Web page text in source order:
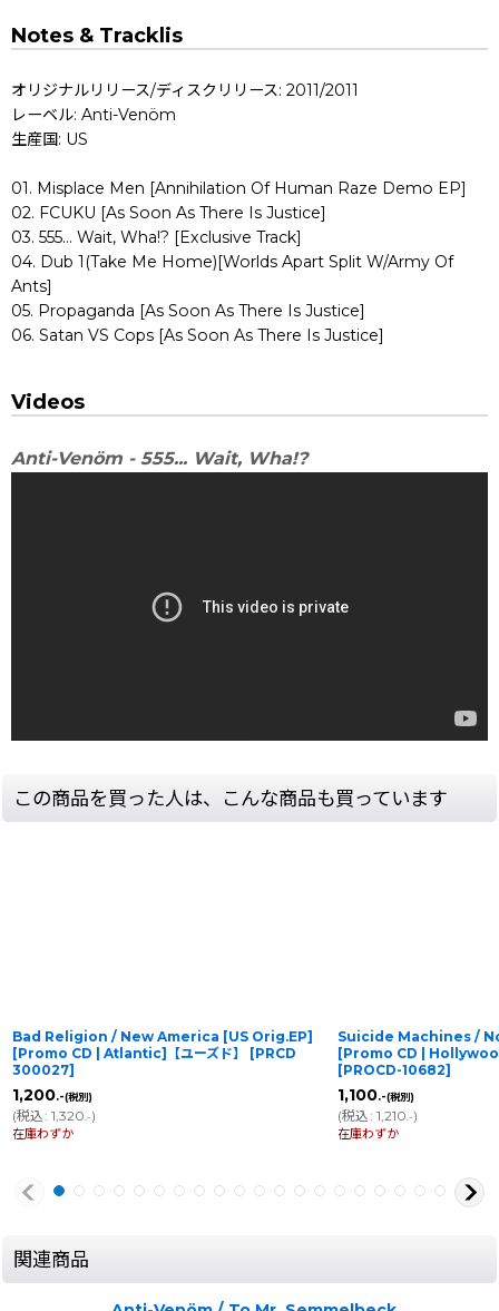
Notes & Tracklis
オリジナルリリース/ディスクリリース: 2011/2011
レーベル: Anti-Venöm
生産国: US
01. Misplace Men [Annihilation Of Human Raze Demo EP]
02. FCUKU [As Soon As There Is Justice]
03. 555… Wait, Wha!? [Exclusive Track]
04. Dub 1(Take Me Home)[Worlds Apart Split W/Army Of
Ants]
05. Propaganda [As Soon As There Is Justice]
06. Satan VS Cops [As Soon As There Is Justice]
Videos
Anti-Venöm - 555... Wait, Wha!?
この商品を買った人は、こんな商品も買っています
Bad Religion / New America [US Orig.EP]
[Promo CD | Atlantic]【ユーズド】
[PRCD
300027]
1,200.-(税別)
(税込: 1,320 .-)
在庫わずか
Suicide Machines /
[Promo CD |
[PROCD-10682]
1,100.-(税別)
(税込: 1,210 .-)
在庫わずか
関連商品